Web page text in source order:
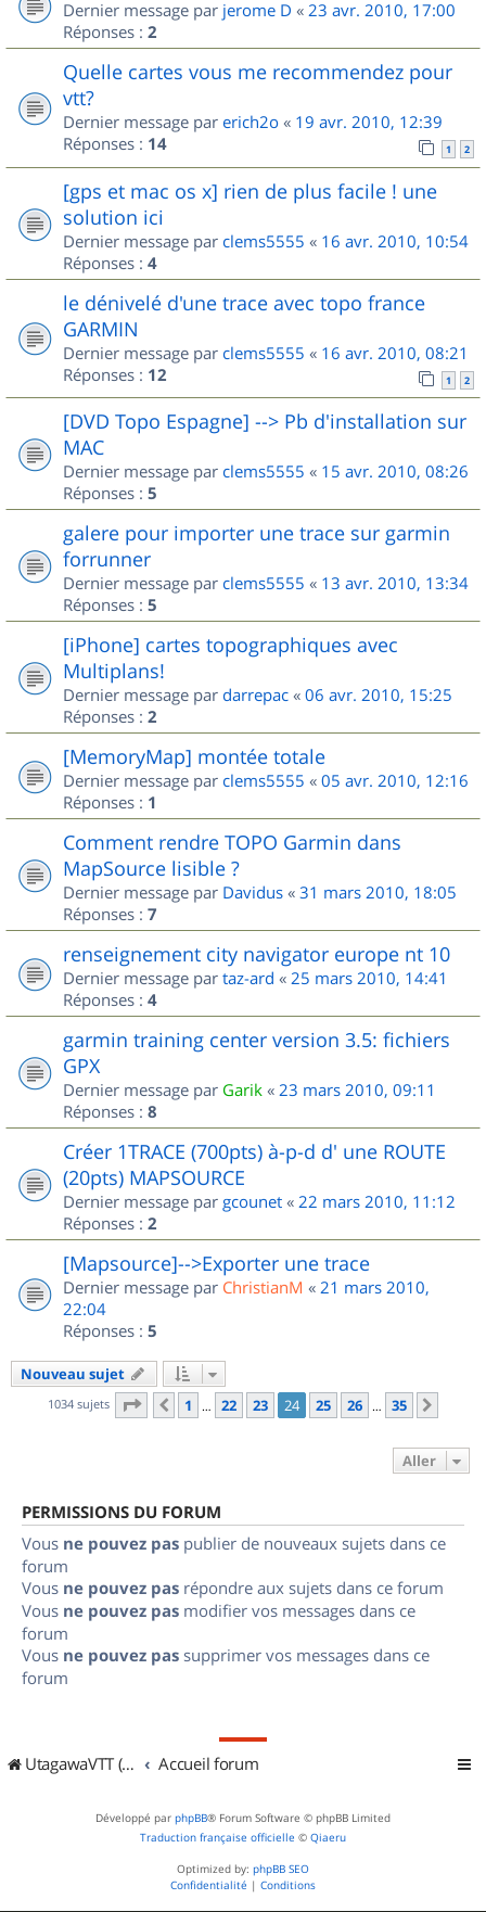
Dernier message par jerome D « 23 avr. 2010, 17:00
Réponses : 2
Quelle cartes vous me recommendez pour
vtt?
Dernier message par erich2o « 19 avr. 2010, 12:39
Réponses : 14 1 2
[gps et mac os x] rien de plus facile ! une
solution ici
Dernier message par clems5555 « 16 avr. 2010, 10:54
Réponses : 4
le dénivelé d'une trace avec topo france
GARMIN
Dernier message par clems5555 « 16 avr. 2010, 08:21
Réponses : 12 1 2
[DVD Topo Espagne] --> Pb d'installation sur
MAC
Dernier message par clems5555 « 15 avr. 2010, 08:26
Réponses : 5
galere pour importer une trace sur garmin
forrunner
Dernier message par clems5555 « 13 avr. 2010, 13:34
Réponses : 5
[iPhone] cartes topographiques avec
Multiplans!
Dernier message par darrepac « 06 avr. 2010, 15:25
Réponses : 2
[MemoryMap] montée totale
Dernier message par clems5555 « 05 avr. 2010, 12:16
Réponses : 1
Comment rendre TOPO Garmin dans
MapSource lisible ?
Dernier message par Davidus « 31 mars 2010, 18:05
Réponses : 7
renseignement city navigator europe nt 10
Dernier message par taz-ard « 25 mars 2010, 14:41
Réponses : 4
garmin training center version 3.5: fichiers
GPX
Dernier message par Garik « 23 mars 2010, 09:11
Réponses : 8
Créer 1TRACE (700pts) à-p-d d' une ROUTE
(20pts) MAPSOURCE
Dernier message par gcounet « 22 mars 2010, 11:12
Réponses : 2
[Mapsource]-->Exporter une trace
Dernier message par ChristianM « 21 mars 2010,
22:04
Réponses : 5
Nouveau sujet
1034 sujets Page 24 sur35
Précédent
1 … 22 23 24 25 26 … 35
Aller
PERMISSIONS DU FORUM
Vous ne pouvez pas publier de nouveaux sujets dans ce
forum
Vous ne pouvez pas répondre aux sujets dans ce forum
Vous ne pouvez pas modifier vos messages dans ce
forum
Vous ne pouvez pas supprimer vos messages dans ce
forum
UtagawaVTT (Randos VTT et VTTAE avec traces GPS) Accueil forum
Développé par phpBB® Forum Software © phpBB Limited
Traduction française officielle © Qiaeru
Optimized by: phpBB SEO
Confidentialité | Conditions